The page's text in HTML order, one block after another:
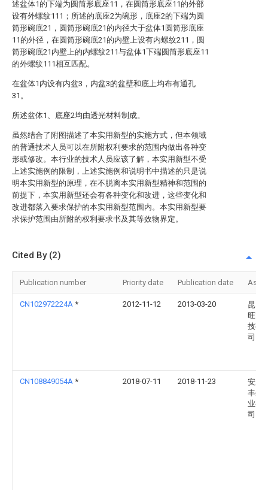
述盆体1的下端为圆筒形底座11，在圆筒形底座11的外部
设有外螺纹111；所述的底座2为碗形，底座2的下端为圆
筒形碗底21，圆筒形碗底21的内径大于盆体1圆筒形底座
11的外径，在圆筒形碗底21的内壁上设有内螺纹211，圆
筒形碗底21内壁上的内螺纹211与盆体1下端圆筒形底座11
的外螺纹111相互匹配。
在盆体1内设有内盆3，内盆3的盆壁和底上均布有通孔
31。
所述盆体1、底座2均由透光材料制成。
虽然结合了附图描述了本实用新型的实施方式，但本领域
的普通技术人员可以在所附权利要求的范围内做出各种变
形或修改。本行业的技术人员应该了解，本实用新型不受
上述实施例的限制，上述实施例和说明书中描述的只是说
明本实用新型的原理，在不脱离本实用新型精神和范围的
前提下，本实用新型还会有各种变化和改进，这些变化和
改进都落入要求保护的本实用新型范围内。本实用新型要
求保护范围由所附的权利要求书及其等效物界定。
Cited By (2)
Publication number Priority date Publication date
CN102972224A * 2012-11-12 2013-03-20
昆山
旺节
技有
司
CN108849054A * 2018-07-11 2018-11-23
安庆
丰生
业有
司